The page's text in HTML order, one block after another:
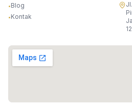
•Blog
•Kontak